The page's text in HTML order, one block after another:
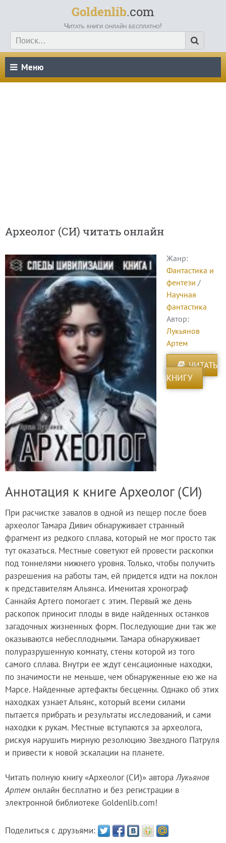
Goldenlib.com
Читать книги онлайн бесплатно!
Меню
Археолог (СИ) читать онлайн
Жанр:
Фантастика и
фентези /
Научная
фантастика
Автор:
Лукьянов
Артем
ЧИТАТЬ
КНИГУ
Аннотация к книге Археолог (СИ)
При расчистке завалов в одной из пещер после боев
археолог Тамара Дивич обнаруживает странный
фрагмент из редкого сплава, который не мог просто так
тут оказаться. Местные советуют ей провести раскопки
под тоннелями нижнего уровня. Только, чтобы получить
разрешения на работы там, ей придется идти на поклон
к представителям Альянса. Именитая хронограф
Саннайя Артего помогает с этим. Первый же день
раскопок приносит плоды в виде найденных останков
загадочных жизненных форм. Последующие дни так же
оказываются небесплодными. Тамара обнаруживает
полуразрушенную комнату, стены которой из того
самого сплава. Внутри ее ждут сенсационные находки,
по значимости не меньше, чем обнаруженные ею же на
Марсе. Найденные артефакты бесценны. Однако об этих
находках узнает Альянс, который всеми силами
пытается прибрать и результаты исследований, и сами
находки к рукам. Местные вступаются за археолога,
рискуя нарушить мирную резолюцию Звездного Патруля
и привести к новой эскалации на планете.
Читать полную книгу «Археолог (СИ)» автораЛукьянов
Артем онлайн бесплатно и без регистрации в
электронной библиотеке Goldenlib.com!
Поделиться с друзьями: